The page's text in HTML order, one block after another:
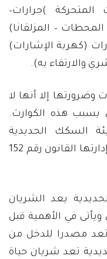
)جرارات–
– المزلقانا)
(كهربة الإشارات)
والارتقاء به).
إلا أنها لا
يسبب هذه الكوارث.
السكك الحديدية
باعتبارها إحدى الهيئات التي ينظم إدارتها القانون رقم 152
يعد الشريان
ويأتى في الأهمية قبل
تعد مصدرا للدخل من
تعد شريان حياة